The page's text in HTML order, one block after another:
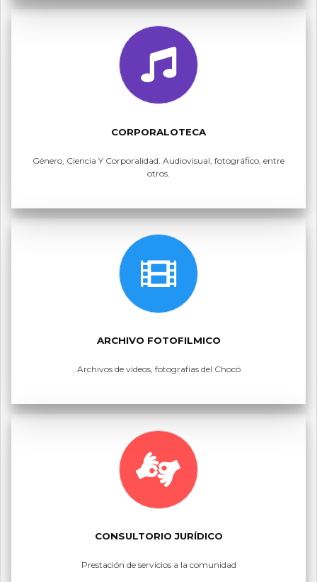
CORPORALOTECA
Género, Ciencia Y Corporalidad. Audiovisual, fotográfico, entre
otros.
ARCHIVO FOTOFILMICO
Archivos de vídeos, fotografías del Chocó
CONSULTORIO JURÍDICO
Prestación de servicios a la comunidad